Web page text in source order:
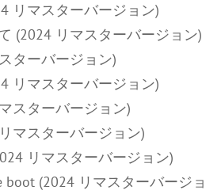
リマスターバージョン)
(2024 リマスターバージョン)
ターバージョン)
リマスターバージョン)
スターバージョン)
マスターバージョン)
リマスターバージョン)
boot (2024 リマスターバージョ